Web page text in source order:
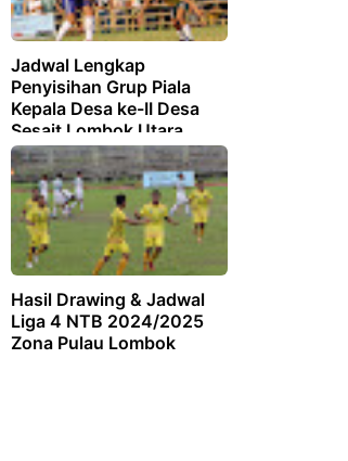
Jadwal Lengkap
Penyisihan Grup Piala
Kepala Desa ke-II Desa
Sesait Lombok Utara,
Beraringan FC VS Garuda
FC Akan tersaji di Laga
Pembuka
Hasil Drawing & Jadwal
Liga 4 NTB 2024/2025
Zona Pulau Lombok